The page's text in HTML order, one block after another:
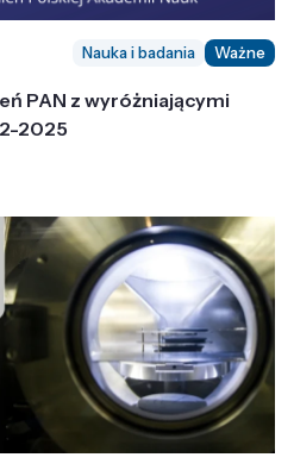
Nauka i badania Ważne
PAN z wyróżniającymi
2025